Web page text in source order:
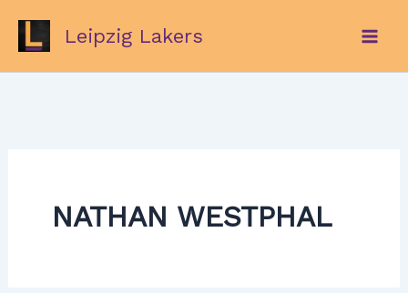
springen
Leipzig Lakers
NATHAN WESTPHAL